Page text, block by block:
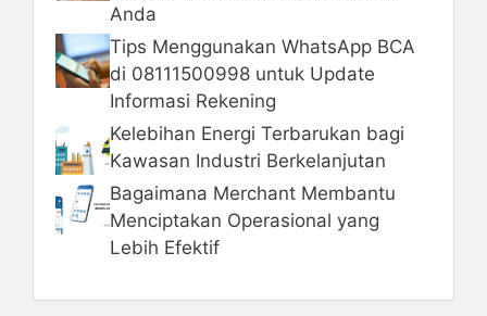
Anda
Tips Menggunakan WhatsApp BCA
di 08111500998 untuk Update
Informasi Rekening
Kelebihan Energi Terbarukan bagi
Kawasan Industri Berkelanjutan
Bagaimana Merchant Membantu
Menciptakan Operasional yang
Lebih Efektif